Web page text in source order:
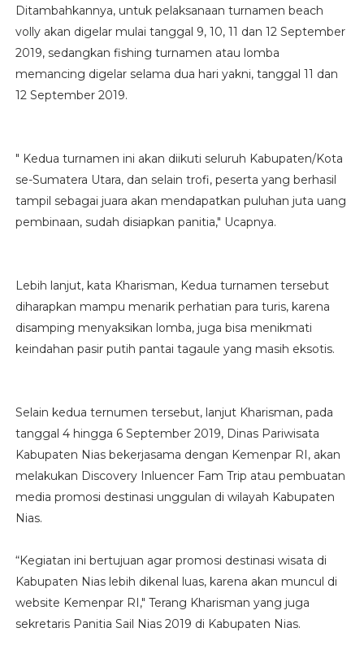
Ditambahkannya, untuk pelaksanaan turnamen beach
volly akan digelar mulai tanggal 9, 10, 11 dan 12 September
2019, sedangkan fishing turnamen atau lomba
memancing digelar selama dua hari yakni, tanggal 11 dan
12 September 2019.
" Kedua turnamen ini akan diikuti seluruh Kabupaten/Kota
se-Sumatera Utara, dan selain trofi, peserta yang berhasil
tampil sebagai juara akan mendapatkan puluhan juta uang
pembinaan, sudah disiapkan panitia," Ucapnya.
Lebih lanjut, kata Kharisman, Kedua turnamen tersebut
diharapkan mampu menarik perhatian para turis, karena
disamping menyaksikan lomba, juga bisa menikmati
keindahan pasir putih pantai tagaule yang masih eksotis.
Selain kedua ternumen tersebut, lanjut Kharisman, pada
tanggal 4 hingga 6 September 2019, Dinas Pariwisata
Kabupaten Nias bekerjasama dengan Kemenpar RI, akan
melakukan Discovery Inluencer Fam Trip atau pembuatan
media promosi destinasi unggulan di wilayah Kabupaten
Nias.
“Kegiatan ini bertujuan agar promosi destinasi wisata di
Kabupaten Nias lebih dikenal luas, karena akan muncul di
website Kemenpar RI," Terang Kharisman yang juga
sekretaris Panitia Sail Nias 2019 di Kabupaten Nias.